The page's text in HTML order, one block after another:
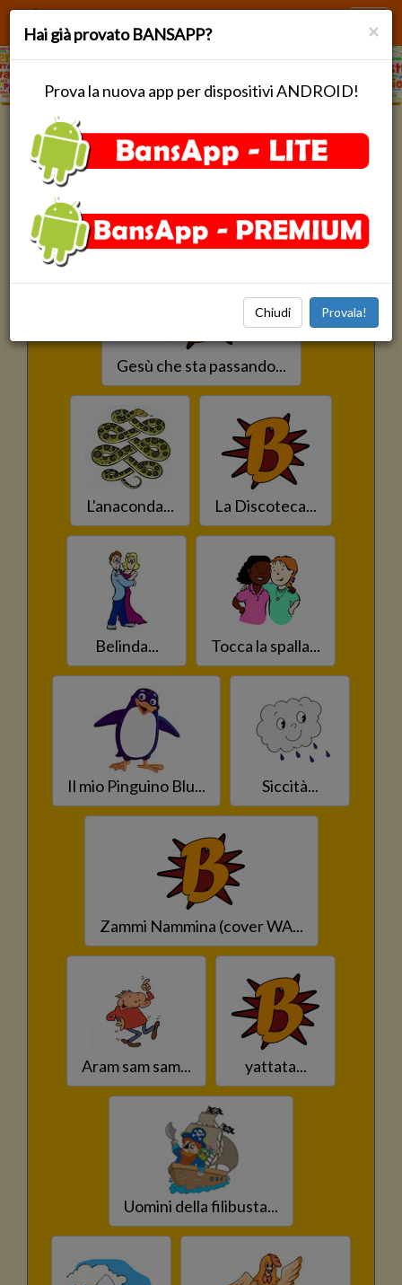
Hai già provato uno di questi?
Gesù che sta passando...
L'anaconda... La Discoteca...
Belinda... Tocca la spalla...
Il mio Pinguino Blu... Siccità...
Zammi Nammina (cover WA...
Aram sam sam... yattata...
Uomini della filibusta...
×
Hai già provato BANSAPP?
Prova la nuova app per dispositivi ANDROID!
Chiudi Provala!